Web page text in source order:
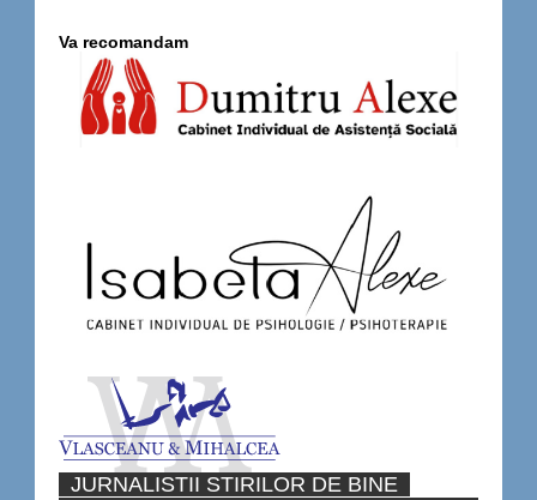
Va recomandam
JURNALISTII STIRILOR DE BINE